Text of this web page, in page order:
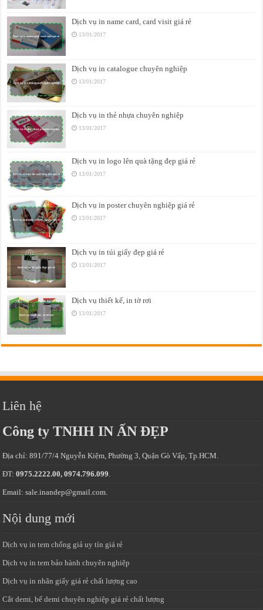
Dịch vụ in name card, card visit giá rẻ
13/01/2017
Dịch vụ in catalogue chuyên nghiệp
13/01/2017
Dịch vụ in thẻ nhựa chuyên nghiệp
13/01/2017
Dịch vụ in logo lên quà tặng đẹp giá rẻ
13/01/2017
Dịch vụ in poster chuyên nghiệp giá rẻ
13/01/2017
Dịch vụ in túi giấy đẹp giá rẻ
13/01/2017
Dịch vụ thiết kế, in tờ rơi
13/01/2017
Liên hệ
Công ty TNHH IN ẤN ĐẸP
Địa chỉ: 891/77/4 Nguyễn Kiệm, Phường 3, Quận Gò Vấp, Tp.HCM.
ĐT:0975.2222.00, 0974.796.099.
Email: sale.inandep@gmail.com.
Nội dung mới
Dịch vụ in tem chống giả uy tín giá rẻ
Dịch vụ in tem bảo hành chuyên nghiệp
Dịch vụ in nhãn giấy giá rẻ chất lượng cao
Cắt demi, bế demi chuyên nghiệp giá rẻ chất lượng